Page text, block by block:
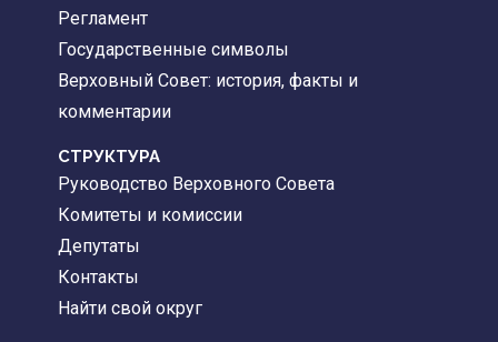
Регламент
Государственные символы
Верховный Совет: история, факты и
комментарии
CТРУКТУРА
Руководство Верховного Совета
Комитеты и комиссии
Депутаты
Контакты
Найти свой округ